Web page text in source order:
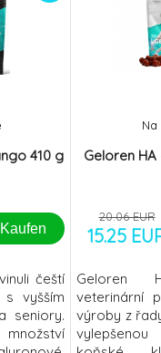
Active - černica 400g
410 g
Kaufen
čeští
vyšším
seniory.
množství
Geloren
Na
20.06 EUR
15.25
Geloren
veterinární
výroby z